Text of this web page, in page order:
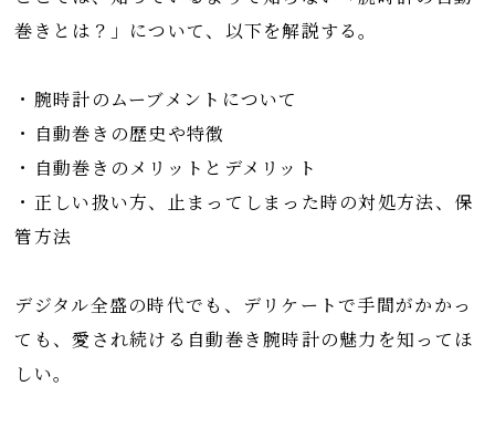
巻きとは？」について、以下を解説する。
・腕時計のムーブメントについて
・自動巻きの歴史や特徴
・自動巻きのメリットとデメリット
・正しい扱い方、止まってしまった時の対処方法、保
管方法
デジタル全盛の時代でも、デリケートで手間がかかっ
ても、愛され続ける自動巻き腕時計の魅力を知ってほ
しい。